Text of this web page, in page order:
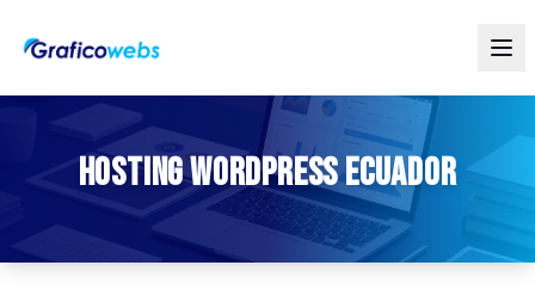
HOSTING WORDPRESS ECUADOR